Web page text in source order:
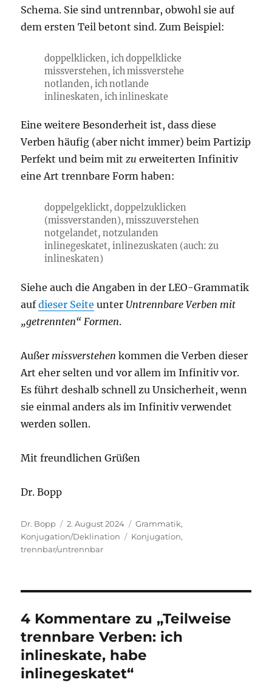
Schema. Sie sind untrennbar, obwohl sie auf
dem ersten Teil betont sind. Zum Beispiel:
doppelklicken, ich doppelklicke
missverstehen, ich missverstehe
notlanden, ich notlande
inlineskaten, ich inlineskate
Eine weitere Besonderheit ist, dass diese
Verben häufig (aber nicht immer) beim Partizip
Perfekt und beim mitzu erweiterten Infinitiv
eine Art trennbare Form haben:
doppelgeklickt, doppelzuklicken
(missverstanden), misszuverstehen
notgelandet, notzulanden
inlinegeskatet, inlinezuskaten (auch: zu
inlineskaten)
Siehe auch die Angaben in der LEO-Grammatik
aufdieser Seite unter Untrennbare Verben mit
„getrennten“ Formen.
Außer missverstehen kommen die Verben dieser
Art eher selten und vor allem im Infinitiv vor.
Es führt deshalb schnell zu Unsicherheit, wenn
sie einmal anders als im Infinitiv verwendet
werden sollen.
Mit freundlichen Grüßen
Dr. Bopp
Autor
Dr. Bopp
Veröffentlicht
am
2. August 2024 Kategorien
Grammatik,
Konjugation/Deklination
Schlagwörter
Konjugation,
trennbar/untrennbar
4 Kommentare zu „Teilweise
trennbare Verben: ich
inlineskate, habe
inlinegeskatet“